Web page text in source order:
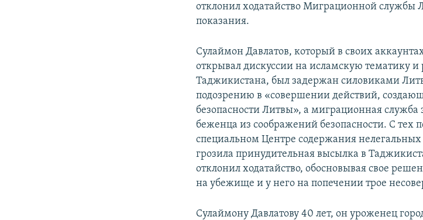
отклонил ходатайство Миграционной службы
показания.
Сулаймон Давлатов, который в своих
открывал дискуссии на исламскую тематику и
Таджикистана, был задержан силовиками
подозрению в «совершении действий,
безопасности Литвы», а миграционная служба
беженца из соображений безопасности. С тех
специальном Центре содержания
грозила принудительная высылка в
отклонил ходатайство, обосновывая свое
на убежище и у него на попечении трое
Сулаймону Давлатову 40 лет, он уроженец